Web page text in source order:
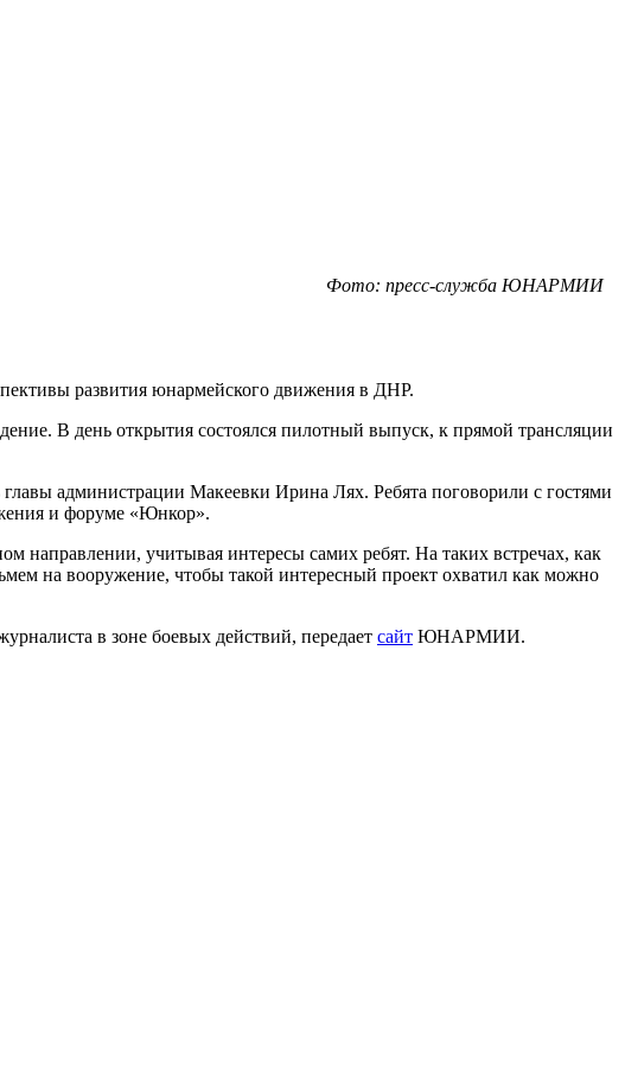
Фото: пресс-служба ЮНАРМИИ
развития юнармейского движения в ДНР.
В день открытия состоялся пилотный выпуск, к прямой трансляции
администрации Макеевки Ирина Лях. Ребята поговорили с гостями
и форуме «Юнкор».
направлении, учитывая интересы самих ребят. На таких встречах, как
на вооружение, чтобы такой интересный проект охватил как можно
в зоне боевых действий, передает сайт ЮНАРМИИ.